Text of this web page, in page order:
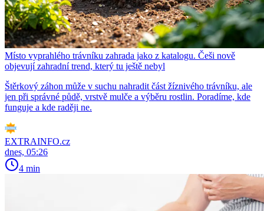
Místo vyprahlého trávníku zahrada jako z katalogu. Češi nově
objevují zahradní trend, který tu ještě nebyl
Štěrkový záhon může v suchu nahradit část žíznivého trávníku, ale
jen při správné půdě, vrstvě mulče a výběru rostlin. Poradíme, kde
funguje a kde raději ne.
EXTRAINFO.cz
dnes, 05:26
4 min